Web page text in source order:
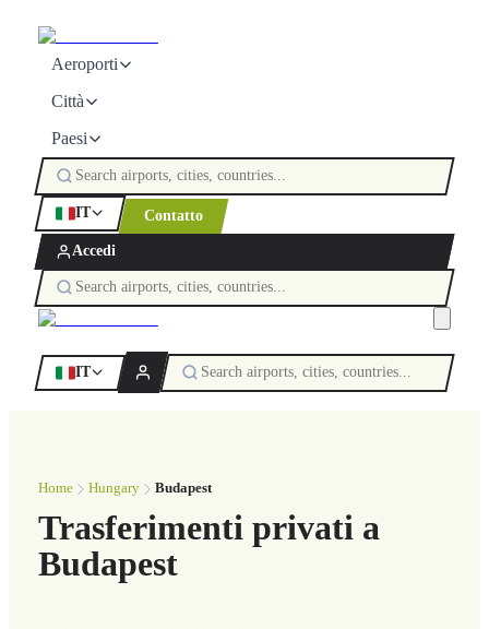
Aeroporti
Città
Paesi
IT Contatto
Accedi
IT
Home Hungary Budapest
Trasferimenti privati a
Budapest